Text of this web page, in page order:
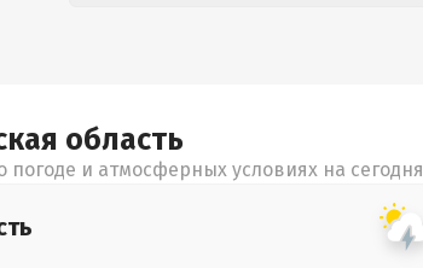
область
и атмосферных условиях на сегодня